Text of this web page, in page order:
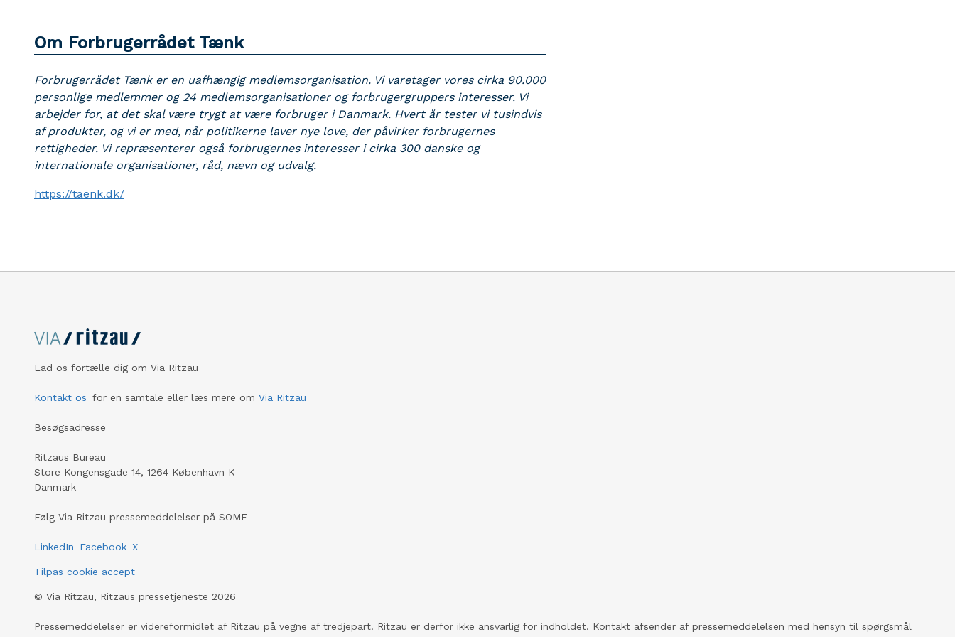
Om Forbrugerrådet Tænk
Forbrugerrådet Tænk er en uafhængig medlemsorganisation. Vi varetager vores cirka 90.000
personlige medlemmer og 24 medlemsorganisationer og forbrugergruppers interesser. Vi
arbejder for, at det skal være trygt at være forbruger i Danmark. Hvert år tester vi tusindvis
af produkter, og vi er med, når politikerne laver nye love, der påvirker forbrugernes
rettigheder. Vi repræsenterer også forbrugernes interesser i cirka 300 danske og
internationale organisationer, råd, nævn og udvalg.
https://taenk.dk/
Lad os fortælle dig om Via Ritzau
Kontakt os for en samtale eller læs mere om Via Ritzau
Besøgsadresse
Ritzaus Bureau
Store Kongensgade 14, 1264 København K
Danmark
Følg Via Ritzau pressemeddelelser på SOME
LinkedIn Facebook X
Tilpas cookie accept
© Via Ritzau, Ritzaus pressetjeneste 2026
Pressemeddelelser er videreformidlet af Ritzau på vegne af tredjepart. Ritzau er derfor ikke ansvarlig for indholdet. Kontakt afsender af pressemeddelelsen med hensyn til spørgsmål